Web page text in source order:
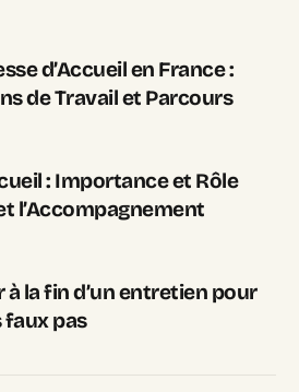
d’Accueil en France :
de Travail et Parcours
: Importance et Rôle
l’Accompagnement
à la fin d’un entretien pour
faux pas